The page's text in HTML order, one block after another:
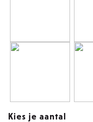
Kies je aantal